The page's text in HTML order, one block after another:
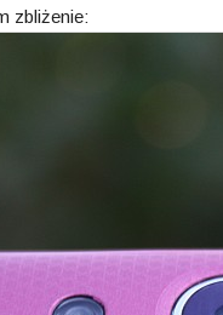
zbliżenie: